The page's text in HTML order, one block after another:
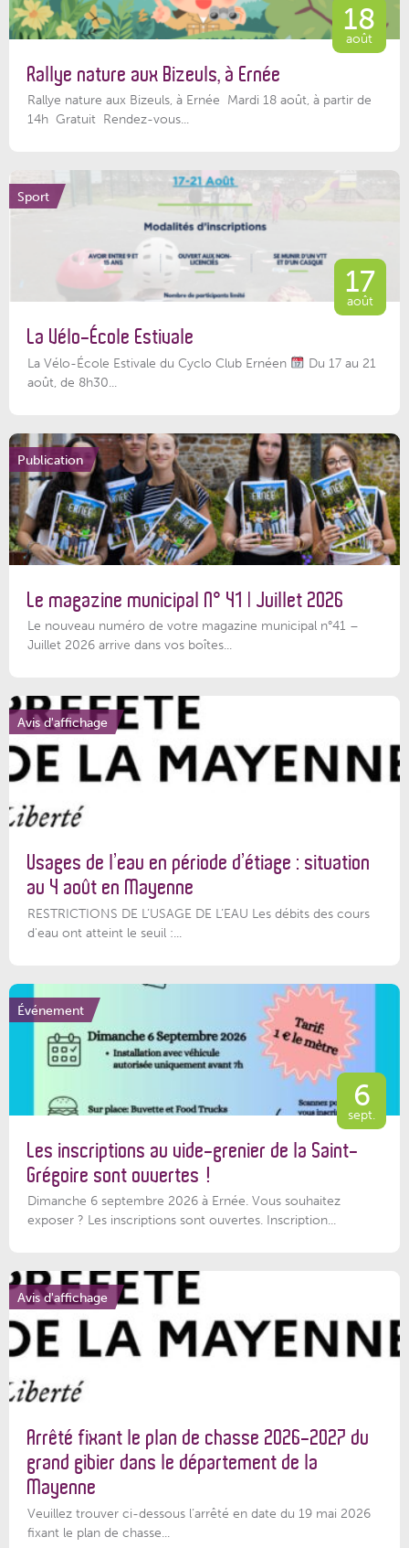
18
août
Rallye nature aux Bizeuls, à Ernée
Rallye nature aux Bizeuls, à Ernée Mardi 18 août, à partir de
14h Gratuit Rendez-vous...
Sport
17
août
La Vélo-École Estivale
La Vélo-École Estivale du Cyclo Club Ernéen
Du 17 au 21
août, de 8h30...
Publication
Le magazine municipal N° 41 | Juillet 2026
Le nouveau numéro de votre magazine municipal n°41 –
Juillet 2026 arrive dans vos boîtes...
Avis d'affichage
Usages de l’eau en période d’étiage : situation
au 4 août en Mayenne
RESTRICTIONS DE L’USAGE DE L’EAU Les débits des cours
d'eau ont atteint le seuil :...
Événement
6
sept.
Les inscriptions au vide-grenier de la Saint-
Grégoire sont ouvertes !
Dimanche 6 septembre 2026 à Ernée. Vous souhaitez
exposer ? Les inscriptions sont ouvertes. Inscription...
Avis d'affichage
Arrêté fixant le plan de chasse 2026-2027 du
grand gibier dans le département de la
Mayenne
Veuillez trouver ci-dessous l’arrêté en date du 19 mai 2026
fixant le plan de chasse...